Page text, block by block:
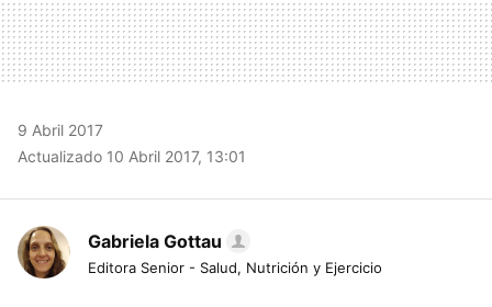
9 Abril 2017
Actualizado 10 Abril 2017, 13:01
Gabriela Gottau
Editora Senior - Salud, Nutrición y Ejercicio